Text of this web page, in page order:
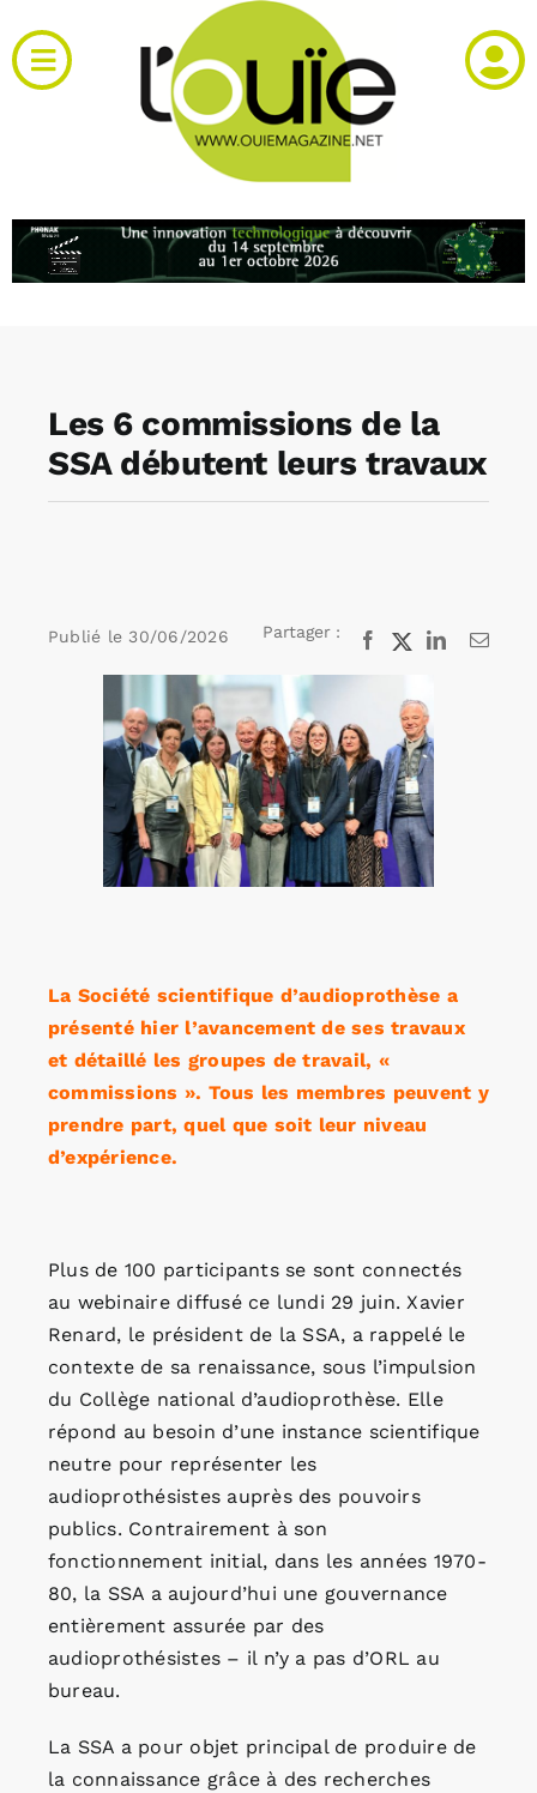
au
contenu
Toggle
Navigation
RH et emploi
Agenda
Annonces emploi
Les 6 commissions de la
SSA débutent leurs travaux
Publié le 30/06/2026 Partager : Facebook
X LinkedInEmail
l'image
agrandie
La Société scientifique d’audioprothèse a
présenté hier l’avancement de ses travaux
et détaillé les groupes de travail, «
commissions ». Tous les membres peuvent y
prendre part, quel que soit leur niveau
d’expérience.
Plus de 100 participants se sont connectés
au webinaire diffusé ce lundi 29 juin. Xavier
Renard, le président de la SSA, a rappelé le
contexte de sa renaissance, sous l’impulsion
du Collège national d’audioprothèse. Elle
répond au besoin d’une instance scientifique
neutre pour représenter les
audioprothésistes auprès des pouvoirs
publics. Contrairement à son
fonctionnement initial, dans les années 1970-
80, la SSA a aujourd’hui une gouvernance
entièrement assurée par des
audioprothésistes – il n’y a pas d’ORL au
bureau.
La SSA a pour objet principal de produire de
la connaissance grâce à des recherches